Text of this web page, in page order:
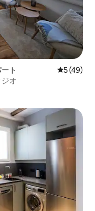
ト レビュー
5 (49)
オ